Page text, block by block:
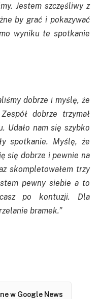
Jestem szczęśliwy z
by grać i pokazywać
wyniku te spotkanie
dobrze i myślę, że
dobrze trzymał
Udało nam się szybko
spotkanie. Myślę, że
się dobrze i pewnie na
skompletowałem trzy
pewny siebie a to
po kontuzji. Dla
bramek.”
w Google News